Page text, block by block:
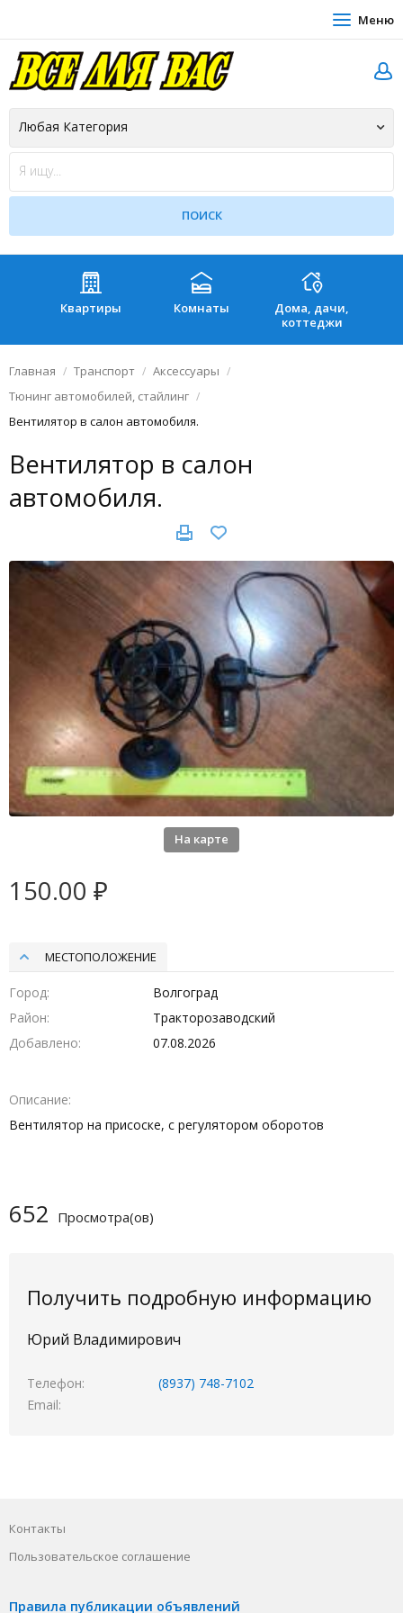
Меню
Квартиры Комнаты
Дома, дачи,
коттеджи
Главная Транспорт
Аксессуары
Тюнинг автомобилей, стайлинг
Вентилятор в салон автомобиля.
Вентилятор в салон
автомобиля.
На карте
150.00 ₽
МЕСТОПОЛОЖЕНИЕ
Город
Волгоград
Район
Тракторозаводский
Добавлено
07.08.2026
Описание
Вентилятор на присоске, с регулятором оборотов
652 Просмотра(ов)
Получить подробную информацию
Юрий Владимирович
Телефон
(8937) 748-7102
Email
Контакты
Пользовательское соглашение
Правила публикации объявлений